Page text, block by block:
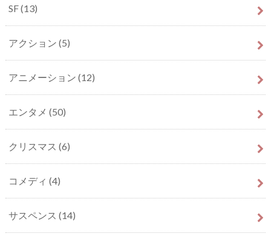
SF(13)
アクション (5)
アニメーション (12)
エンタメ (50)
クリスマス (6)
コメディ (4)
サスペンス (14)